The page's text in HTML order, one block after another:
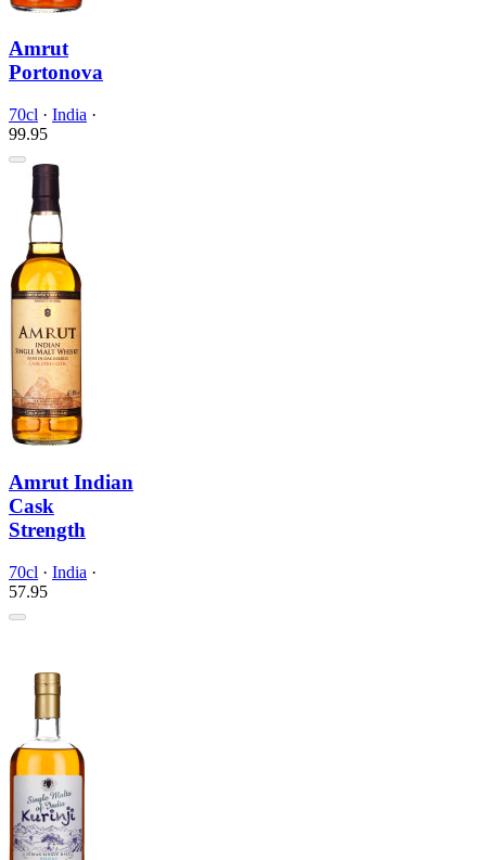
Amrut
Portonova
70cl · India ·
99.95
Amrut Indian
Cask
Strength
70cl · India ·
57.95